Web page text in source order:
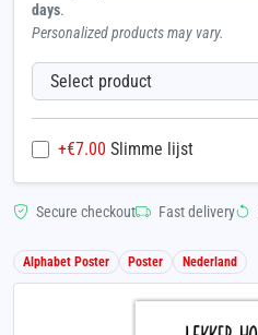
days.
Personalized products may vary.
+€7.00 Slimme lijst
Secure checkout Fast delivery
Alphabet Poster Poster Nederland